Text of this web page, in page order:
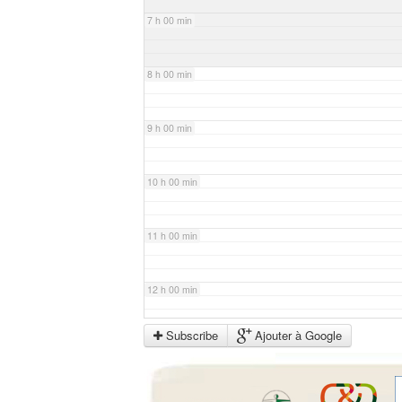
7 h 00 min
8 h 00 min
9 h 00 min
10 h 00 min
11 h 00 min
12 h 00 min
13 h 00 min
Subscribe Ajouter à Google